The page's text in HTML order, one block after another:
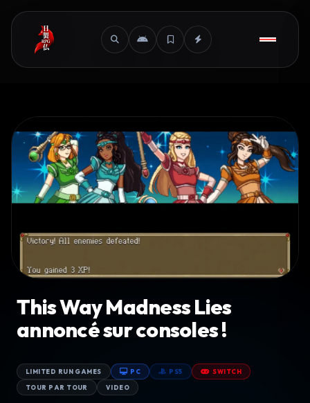
This Way Madness Lies
annoncé sur consoles !
LIMITED RUN GAMES PC PS5 SWITCH
TOUR PAR TOUR VIDEO